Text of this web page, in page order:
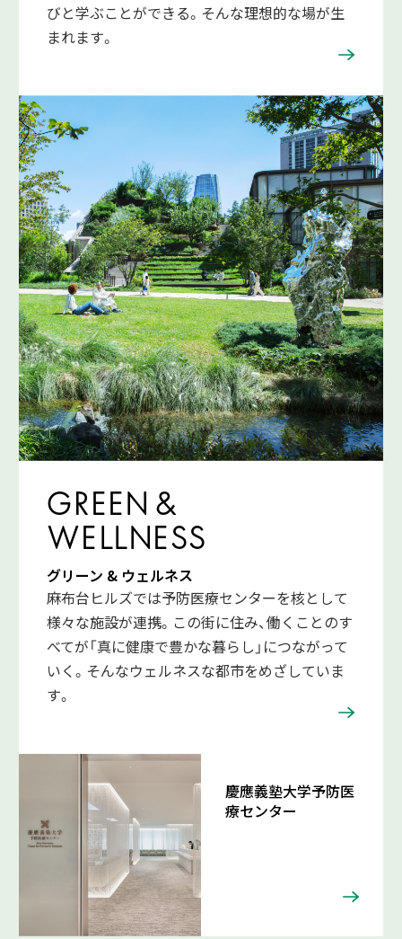
びと学ぶことができる。そんな理想的な場が生
まれます。
GREEN &
WELLNESS
グリーン & ウェルネス
麻布台ヒルズでは予防医療センターを核として
様々な施設が連携。この街に住み、働くことのす
べてが「真に健康で豊かな暮らし」につながって
いく。そんなウェルネスな都市をめざしていま
す。
慶應義塾大学予防医
療センター